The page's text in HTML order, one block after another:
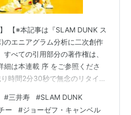
【※本記事は『SLAM DUNK ス
のエニアグラム分析に二次創作
べての引用部分の著作権は、
細は本連載 序 をご参照くださ
時間2分30秒で無念のリタイア
ん、先生...」だが、安西から
#三井寿 #SLAM DUNK
ー #ジョーゼフ・キャンベル